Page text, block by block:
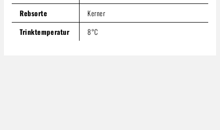
Rebsorte
Kerner
Trinktemperatur
8°C